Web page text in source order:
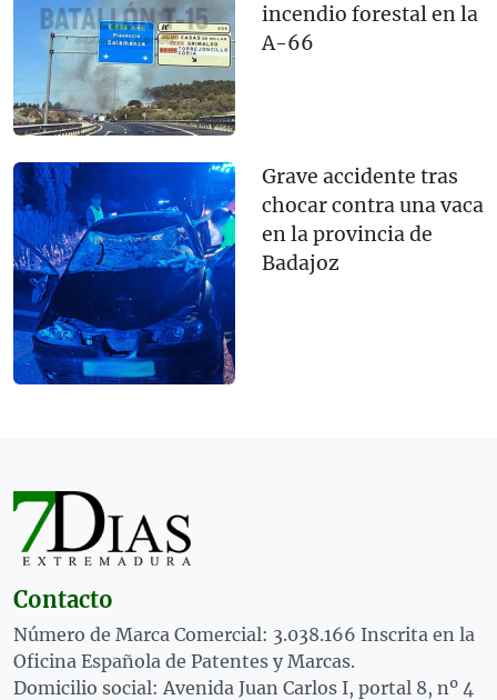
incendio forestal en la
A-66
Grave accidente tras
chocar contra una vaca
en la provincia de
Badajoz
Contacto
Número de Marca Comercial: 3.038.166 Inscrita en la
Oficina Española de Patentes y Marcas.
Domicilio social: Avenida Juan Carlos I, portal 8, nº 4